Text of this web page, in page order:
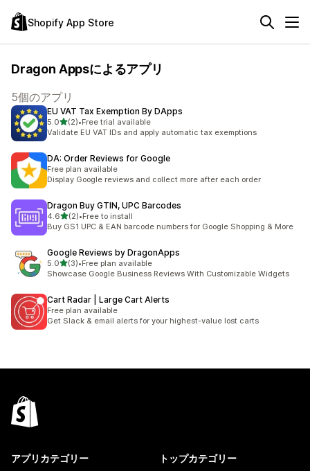
Shopify App Store
Dragon Appsによるアプリ
5個のアプリ
EU VAT Tax Exemption By DApps
5.05つ星中
(2)
合計レビュー数：2件
•Free trial available
Validate EU VAT IDs and apply automatic tax exemptions
DA: Order Reviews for Google
Free plan available
Display Google reviews and collect more after each order
Dragon Buy GTIN, UPC Barcodes
4.65つ星中
(2)
合計レビュー数：2件
•Free to install
Buy GS1 UPC & EAN barcode numbers for Google Shopping & More
Google Reviews by DragonApps
5.05つ星中
(3)
合計レビュー数：3件
•Free plan available
Showcase Google Business Reviews With Customizable Widgets
Cart Radar | Large Cart Alerts
Free plan available
Get Slack & email alerts for your highest-value lost carts
アプリカテゴリー トップカテゴリー